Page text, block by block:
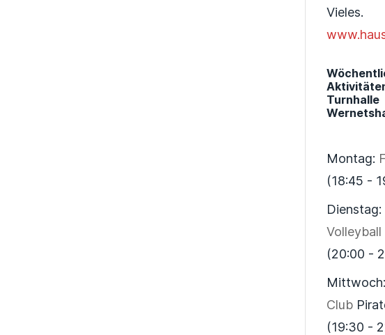
Vieles.
Turnhalle
Montag:
(18:45 -
Dienstag:
Volleyball
(20:00 -
Mittwoch:
Club
(19:30 -